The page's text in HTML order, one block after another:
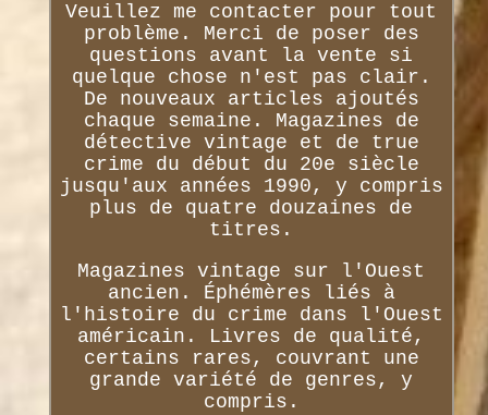
Veuillez me contacter pour tout
problème. Merci de poser des
questions avant la vente si
quelque chose n'est pas clair.
De nouveaux articles ajoutés
chaque semaine. Magazines de
détective vintage et de true
crime du début du 20e siècle
jusqu'aux années 1990, y compris
plus de quatre douzaines de
titres.
Magazines vintage sur l'Ouest
ancien. Éphémères liés à
l'histoire du crime dans l'Ouest
américain. Livres de qualité,
certains rares, couvrant une
grande variété de genres, y
compris.